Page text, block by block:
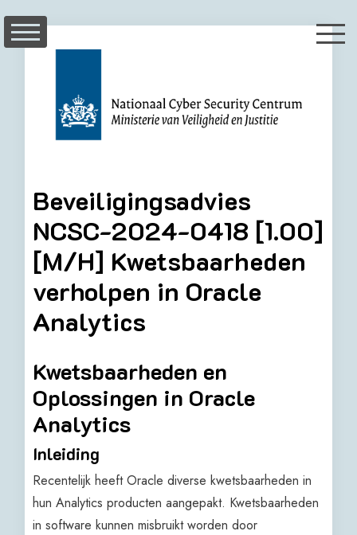
Beveiligingsadvies
NCSC-2024-0418 [1.00]
[M/H] Kwetsbaarheden
verholpen in Oracle
Analytics
Kwetsbaarheden en
Oplossingen in Oracle
Analytics
Inleiding
Recentelijk heeft Oracle diverse kwetsbaarheden in
hun Analytics producten aangepakt. Kwetsbaarheden
in software kunnen misbruikt worden door